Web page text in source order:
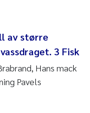
av større
3 Fisk
Hans mack
Pavels